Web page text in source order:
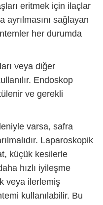
eritmek için ilaçlar
ayrılmasını sağlayan
her durumda
veya diğer
Endoskop
ve gerekli
varsa, safra
Laparoskopik
küçük kesilerle
hızlı iyileşme
veya ilerlemiş
kullanılabilir. Bu